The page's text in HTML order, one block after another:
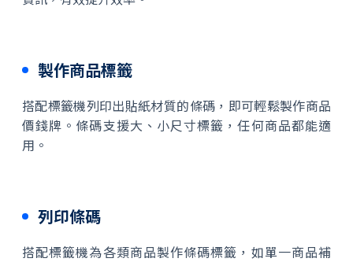
製作商品標籤
搭配標籤機列印出貼紙材質的條碼，即可輕鬆製作商品
價錢牌。條碼支援大、小尺寸標籤，任何商品都能適
用。
列印條碼
搭配標籤機為各類商品製作條碼標籤，如單一商品補